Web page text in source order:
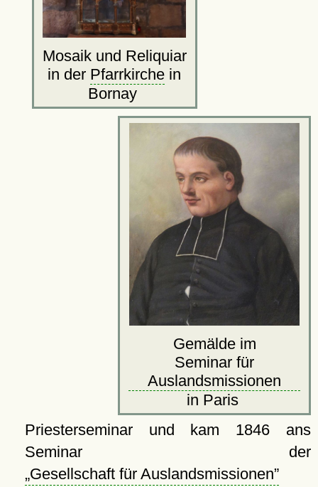
Mosaik und Reliquiar
in der Pfarrkirche in
Bornay
Gemälde im
Seminar für
Auslandsmissionen
in Paris
Priesterseminar und kam 1846 ans
Seminar der
Gesellschaft für Auslandsmissionen